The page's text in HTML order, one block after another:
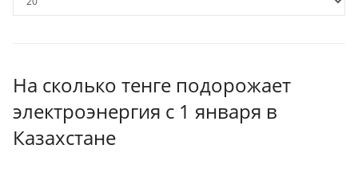
На сколько тенге подорожает
электроэнергия с 1 января в
Казахстане